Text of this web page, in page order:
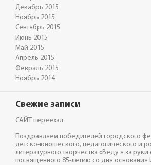
Декабрь 2015
Ноябрь 2015
Сентябрь 2015
Июнь 2015
Май 2015
Апрель 2015
Февраль 2015
Ноябрь 2014
Свежие записи
САЙТ переехал
Поздравляем победителей городского
детско-юношеского, педагогического и
литературного творчества «Веду я за
посвященного 85-летию со дня основания